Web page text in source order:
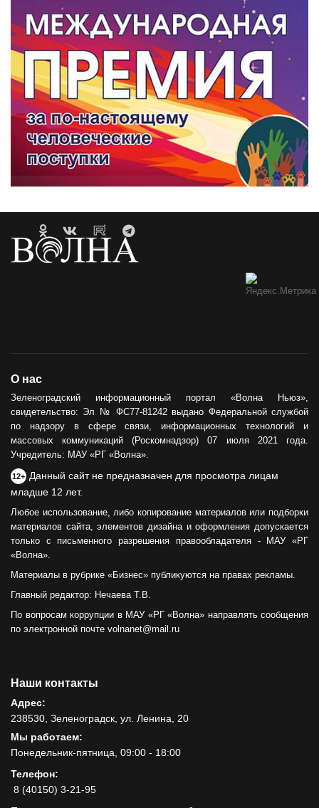
О нас
Зеленоградский информационный портал «Волна Ньюз»,
свидетельство: Эл № ФС77-81242 выдано Федеральной службой
по надзору в сфере связи, информационных технологий и
массовых коммуникаций (Роскомнадзор) 07 июля 2021 года.
Учредитель: МАУ «РГ «Волна».
12+ Данный сайт не предназначен для просмотра лицам
младше 12 лет.
Любое использование, либо копирование материалов или подборки
материалов сайта, элементов дизайна и оформления допускается
только с письменного разрешения правообладателя - МАУ «РГ
«Волна».
Материалы в рубрике «Бизнес» публикуются на правах рекламы.
Главный редактор: Нечаева Т.В.
По вопросам коррупции в МАУ «РГ «Волна» направлять сообщения
по электронной почте volnanet@mail.ru
Наши контакты
Адрес:
238530, Зеленоградск, ул. Ленина, 20
Мы работаем:
Понедельник-пятница, 09:00 - 18:00
Телефон:
8 (40150) 3-21-95